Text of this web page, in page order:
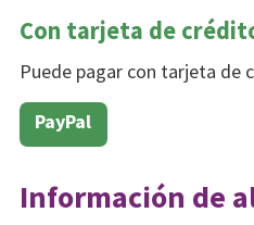
Con tarjeta de
Puede pagar con tarjeta de
PayPal
Información de